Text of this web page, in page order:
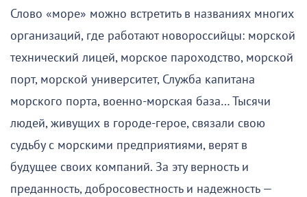
Слово «море» можно встретить в названиях многих
организаций, где работают новороссийцы: морской
технический лицей, морское пароходство, морской
порт, морской университет, Служба капитана
морского порта, военно-морская база… Тысячи
людей, живущих в городе-герое, связали свою
судьбу с морскими предприятиями, верят в
будущее своих компаний. За эту верность и
преданность, добросовестность и надежность —